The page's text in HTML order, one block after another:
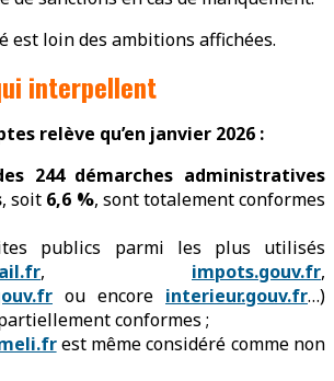
est loin des ambitions affichées.
interpellent
relève qu’en janvier 2026 :
244 démarches administratives
, soit 6,6 %, sont totalement conformes
publics parmi les plus utilisés
, impots.gouv.fr,
ou encore interieur.gouv.fr…)
conformes ;
est même considéré comme non